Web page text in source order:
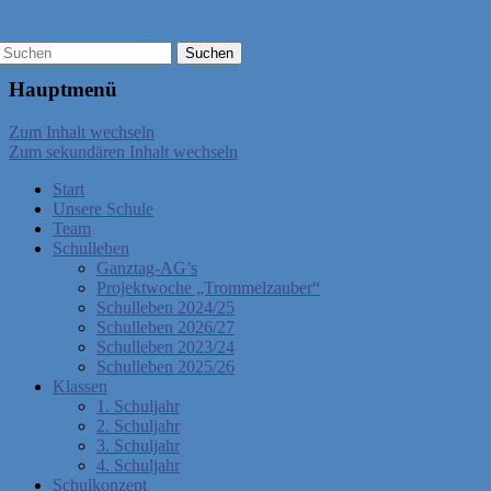
Hauptmenü
Zum Inhalt wechseln
Zum sekundären Inhalt wechseln
Start
Unsere Schule
Team
Schulleben
Ganztag-AG’s
Projektwoche „Trommelzauber“
Schulleben 2024/25
Schulleben 2026/27
Schulleben 2023/24
Schulleben 2025/26
Klassen
1. Schuljahr
2. Schuljahr
3. Schuljahr
4. Schuljahr
Schulkonzept